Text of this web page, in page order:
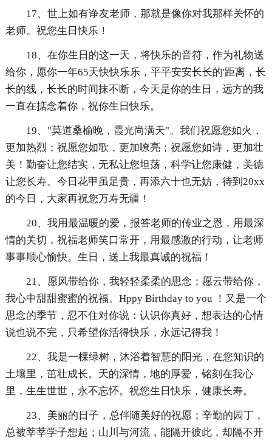
17、世上如有诤友老师，那就是像你对我那样关怀的
老师。祝您生日快乐！
18、在你生日的这一天，将快乐的音符，作为礼物送
给你，愿你一年65天快快乐乐，平平安安长长的'距离，长
长的线，长长的时间抹不断，今天是你的生日，远方的我
一直在掂念着你，祝你生日快乐。
19、"莫道桑榆晚，霞光尚满天"。我们祝愿您如火，
更加热烈；祝愿您如歌，更加嘹亮；祝愿您如诗，更加壮
美！勤奋让您结实，无私让您坦荡，科学让您康健，美德
让您长寿。今日花甲虽足贵，再添六十也无妨，待到20xx
的今日，大家再祝您万寿无疆！
20、我用最温暖的爱，报答老师的传业之恩，用最深
情的关切，祝福老师笑口常开，用最感激的行动，让老师
事事顺心愉快。生日，送上我最真诚的祝福！
21、愿风带给你，我轻轻柔柔的思念；愿云带给你，
我心中甜甜蜜蜜的祝福。Hppy Birthday to you ！又是一个
思念的季节，忍不住对你说：认识你真好，想表达的心情
说也说不完，只希望你活得快乐，永远记得我！
22、我是一棵绿树，沐浴着智慧的阳光，在您知识的
土壤里，茁壮成长。天的深情，地的厚爱，铭刻在我心
里，生生世世，永不忘怀。祝您生日快乐，健康长寿。
23、美丽的日子，总伴随美好的祝愿；辛勤的园丁，
总被莘莘学子想起；山川与河流，能隔开彼此，却隔不开